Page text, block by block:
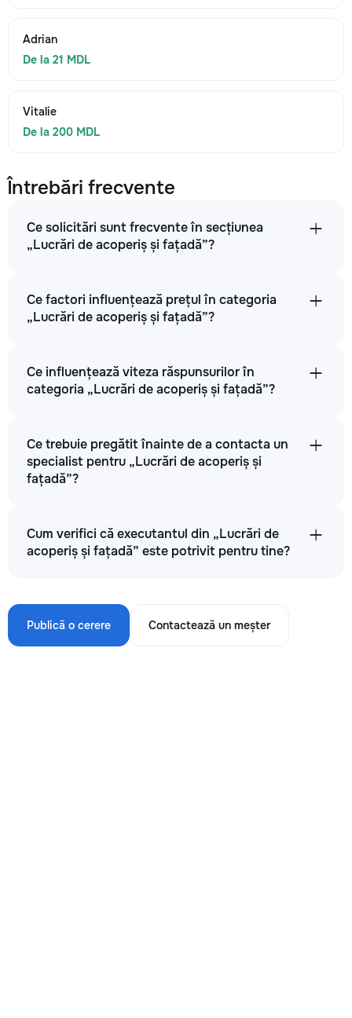
Adrian
De la 21 MDL
Vitalie
De la 200 MDL
Întrebări frecvente
Ce solicitări sunt frecvente în secțiunea
„Lucrări de acoperiș și fațadă”?
Ce factori influențează prețul în categoria
„Lucrări de acoperiș și fațadă”?
Ce influențează viteza răspunsurilor în
categoria „Lucrări de acoperiș și fațadă”?
Ce trebuie pregătit înainte de a contacta un
specialist pentru „Lucrări de acoperiș și
fațadă”?
Cum verifici că executantul din „Lucrări de
acoperiș și fațadă” este potrivit pentru tine?
Publică o cerere Contactează un meșter